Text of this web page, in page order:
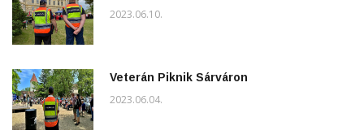
2023.06.10.
Veterán Piknik Sárváron
2023.06.04.